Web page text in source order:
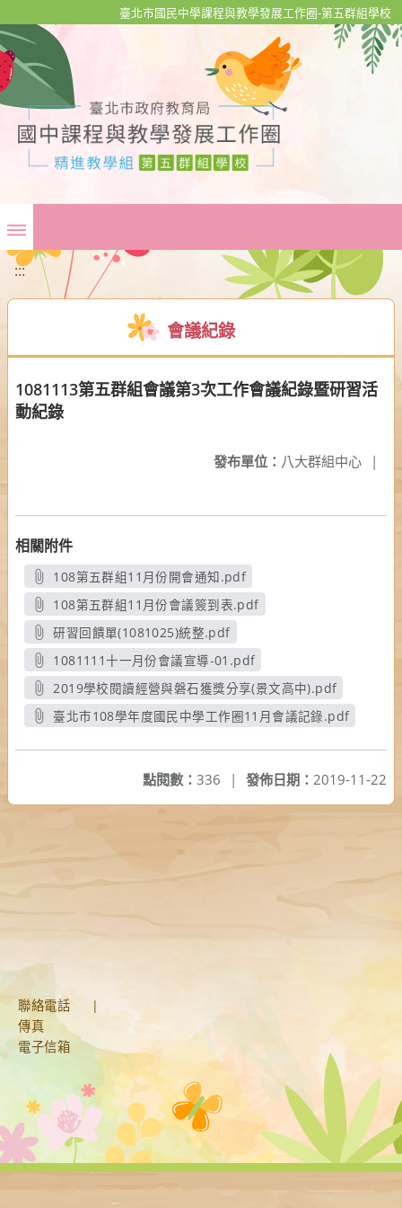
移至網頁之主要內容區位置臺北市國民中學課程與教學發展工作圈-第五群組學校
:::
會議紀錄
1081113第五群組會議第3次工作會議紀錄暨研習活
動紀錄
發布單位： 八大群組中心 |
相關附件
108第五群組11月份開會通知.pdf
另開新視窗
108第五群組11月份會議簽到表.pdf
另開新視窗
研習回饋單(1081025)統整.pdf
另開新視窗
1081111十一月份會議宣導-01.pdf
另開新視窗
2019學校閱讀經營與磐石獲獎分享(景文高中).pdf
另開新視窗
臺北市108學年度國民中學工作圈11月會議記錄.pdf
發佈日期： 2019-11-22
點閱數： 336 |
聯絡電話
|
傳真
電子信箱